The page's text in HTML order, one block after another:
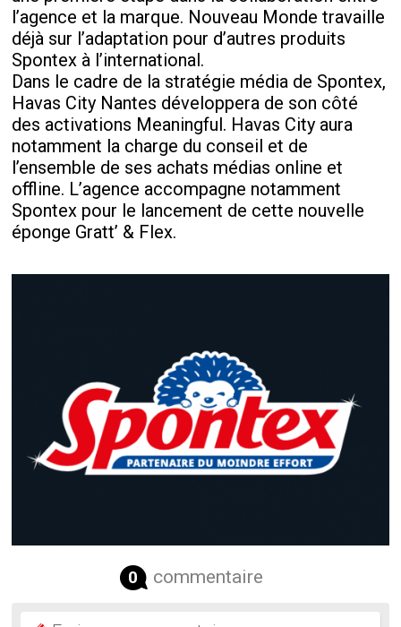
l’agence et la marque. Nouveau Monde travaille
déjà sur l’adaptation pour d’autres produits
Spontex à l’international.
Dans le cadre de la stratégie média de Spontex,
Havas City Nantes développera de son côté
des activations Meaningful. Havas City aura
notamment la charge du conseil et de
l’ensemble de ses achats médias online et
offline. L’agence accompagne notamment
Spontex pour le lancement de cette nouvelle
éponge Gratt’ & Flex.
0 commentaire